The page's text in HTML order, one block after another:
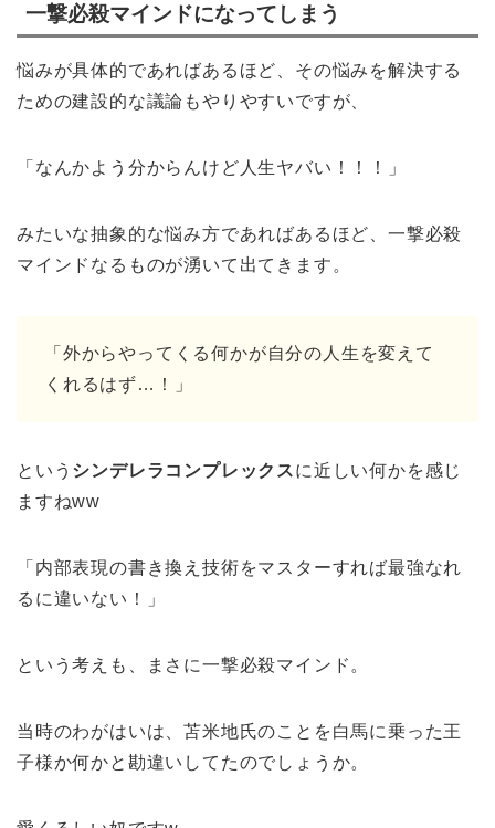
一撃必殺マインドになってしまう
悩みが具体的であればあるほど、その悩みを解決する
ための建設的な議論もやりやすいですが、
「なんかよう分からんけど人生ヤバい！！！」
みたいな抽象的な悩み方であればあるほど、一撃必殺
マインドなるものが湧いて出てきます。
「外からやってくる何かが自分の人生を変えて
くれるはず…！」
という シンデレラコンプレックスに近しい何かを感じ
ますねww
「内部表現の書き換え技術をマスターすれば最強なれ
るに違いない！」
という考えも、まさに一撃必殺マインド。
当時のわがはいは、苫米地氏のことを白馬に乗った王
子様か何かと勘違いしてたのでしょうか。